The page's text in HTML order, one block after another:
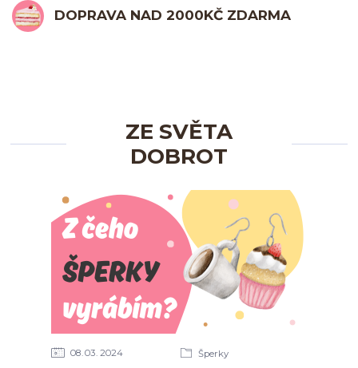
DOPRAVA NAD 2000KČ ZDARMA
ZE SVĚTA
DOBROT
08 03 2024 Šperky